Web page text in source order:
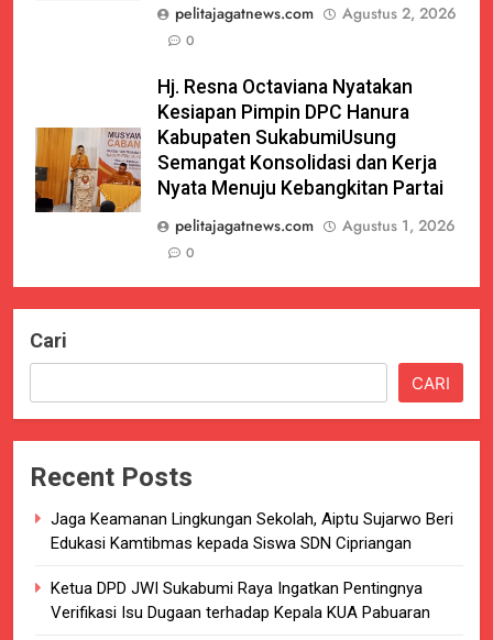
pelitajagatnews.com
Agustus 2, 2026
0
Hj. Resna Octaviana Nyatakan
Kesiapan Pimpin DPC Hanura
Kabupaten SukabumiUsung
Semangat Konsolidasi dan Kerja
Nyata Menuju Kebangkitan Partai
pelitajagatnews.com
Agustus 1, 2026
0
Cari
CARI
Recent Posts
Jaga Keamanan Lingkungan Sekolah, Aiptu Sujarwo Beri
Edukasi Kamtibmas kepada Siswa SDN Cipriangan
Ketua DPD JWI Sukabumi Raya Ingatkan Pentingnya
Verifikasi Isu Dugaan terhadap Kepala KUA Pabuaran